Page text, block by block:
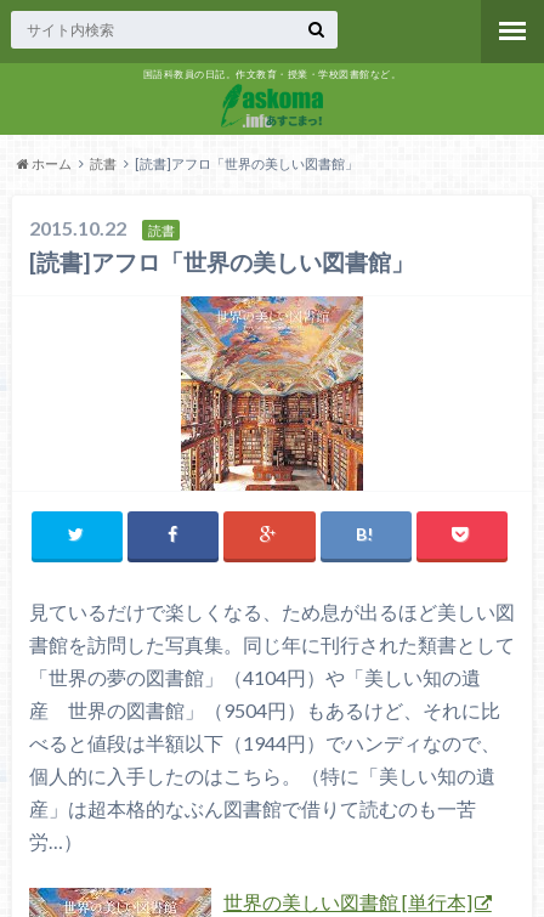
国語科教員の日記。作文教育・授業・学校図書館など。
ホーム 読書 [読書]アフロ「世界の美しい図書館」
2015.10.22 読書
[読書]アフロ「世界の美しい図書館」
見ているだけで楽しくなる、ため息が出るほど美しい図
書館を訪問した写真集。同じ年に刊行された類書として
「世界の夢の図書館」（4104円）や「美しい知の遺
産 世界の図書館」（9504円）もあるけど、それに比
べると値段は半額以下（1944円）でハンディなので、
個人的に入手したのはこちら。（特に「美しい知の遺
産」は超本格的なぶん図書館で借りて読むのも一苦
労…）
世界の美しい図書館 [単行本]